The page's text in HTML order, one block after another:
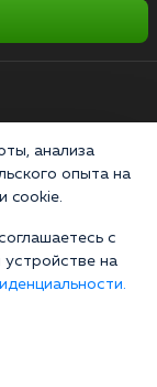
анализа
опыта на
cookie.
с
на